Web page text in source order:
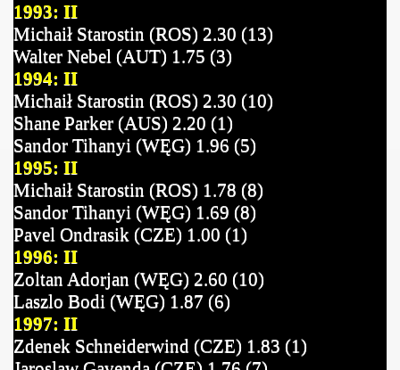
1993: II
Michaił Starostin (ROS) 2.30 (13)
Walter Nebel (AUT) 1.75 (3)
1994: II
Michaił Starostin (ROS) 2.30 (10)
Shane Parker (AUS) 2.20 (1)
Sandor Tihanyi (WĘG) 1.96 (5)
1995: II
Michaił Starostin (ROS) 1.78 (8)
Sandor Tihanyi (WĘG) 1.69 (8)
Pavel Ondrasik (CZE) 1.00 (1)
1996: II
Zoltan Adorjan (WĘG) 2.60 (10)
Laszlo Bodi (WĘG) 1.87 (6)
1997: II
Zdenek Schneiderwind (CZE) 1.83 (1)